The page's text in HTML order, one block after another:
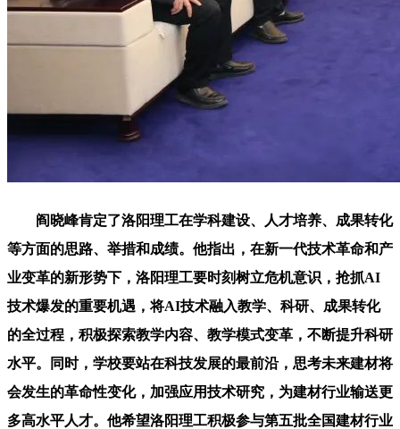
阎晓峰肯定了洛阳理工在学科建设、人才培养、成果转化
等方面的思路、举措和成绩。他指出，在新一代技术革命和产
业变革的新形势下，洛阳理工要时刻树立危机意识，抢抓AI
技术爆发的重要机遇，将AI技术融入教学、科研、成果转化
的全过程，积极探索教学内容、教学模式变革，不断提升科研
水平。同时，学校要站在科技发展的最前沿，思考未来建材将
会发生的革命性变化，加强应用技术研究，为建材行业输送更
多高水平人才。他希望洛阳理工积极参与第五批全国建材行业